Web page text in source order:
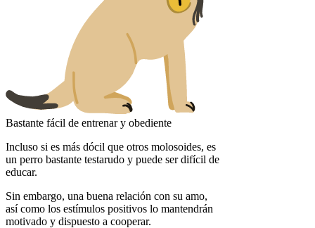
Bastante fácil de entrenar y obediente
Incluso si es más dócil que otros molosoides, es
un perro bastante testarudo y puede ser difícil de
educar.
Sin embargo, una buena relación con su amo,
así como los estímulos positivos lo mantendrán
motivado y dispuesto a cooperar.